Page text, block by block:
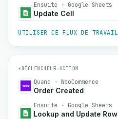
Ensuite · Google Sheets
Update Cell
UTILISER CE FLUX DE TRAVAIL
⚡ DÉCLENCHEUR→ACTION
Quand · WooCommerce
Order Created
Ensuite · Google Sheets
Lookup and Update Row